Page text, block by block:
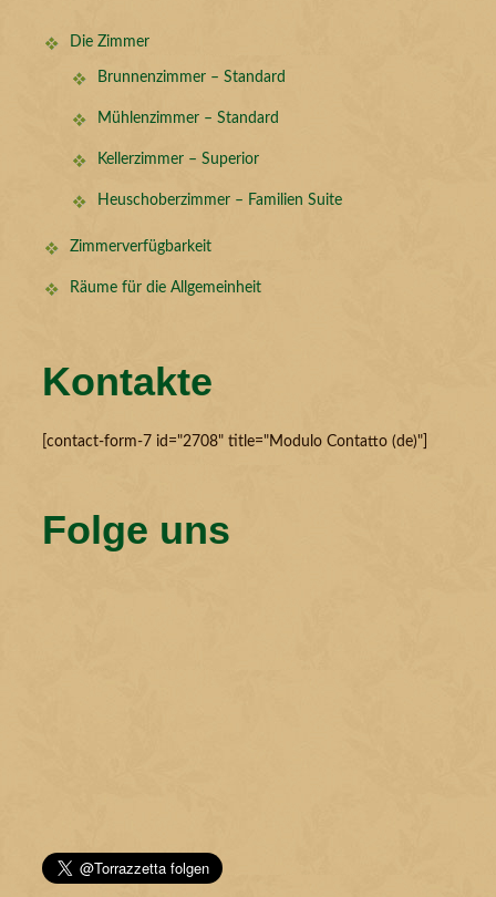
Die Zimmer
Brunnenzimmer – Standard
Mühlenzimmer – Standard
Kellerzimmer – Superior
Heuschoberzimmer – Familien Suite
Zimmerverfügbarkeit
Räume für die Allgemeinheit
Kontakte
[contact-form-7 id="2708" title="Modulo Contatto (de)"]
Folge uns